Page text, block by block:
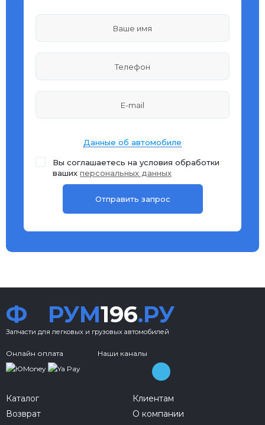
Данные об автомобиле
Вы соглашаетесь на условия обработки
ваших персональных данных
Ф РУМ196.РУ
Запчасти для легковых и грузовых автомобилей
Онлайн оплата Наши каналы
Каталог
Возврат
Клиентам
О компании